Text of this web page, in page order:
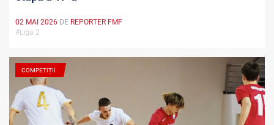
02 MAI 2026 DE REPORTER FMF
#Liga 2
COMPETIȚII